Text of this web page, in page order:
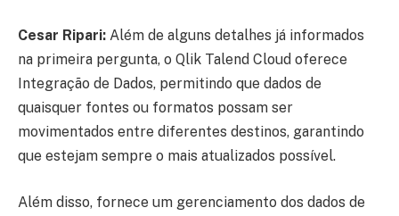
Cesar Ripari: Além de alguns detalhes já informados
na primeira pergunta, o Qlik Talend Cloud oferece
Integração de Dados, permitindo que dados de
quaisquer fontes ou formatos possam ser
movimentados entre diferentes destinos, garantindo
que estejam sempre o mais atualizados possível.
Além disso, fornece um gerenciamento dos dados de